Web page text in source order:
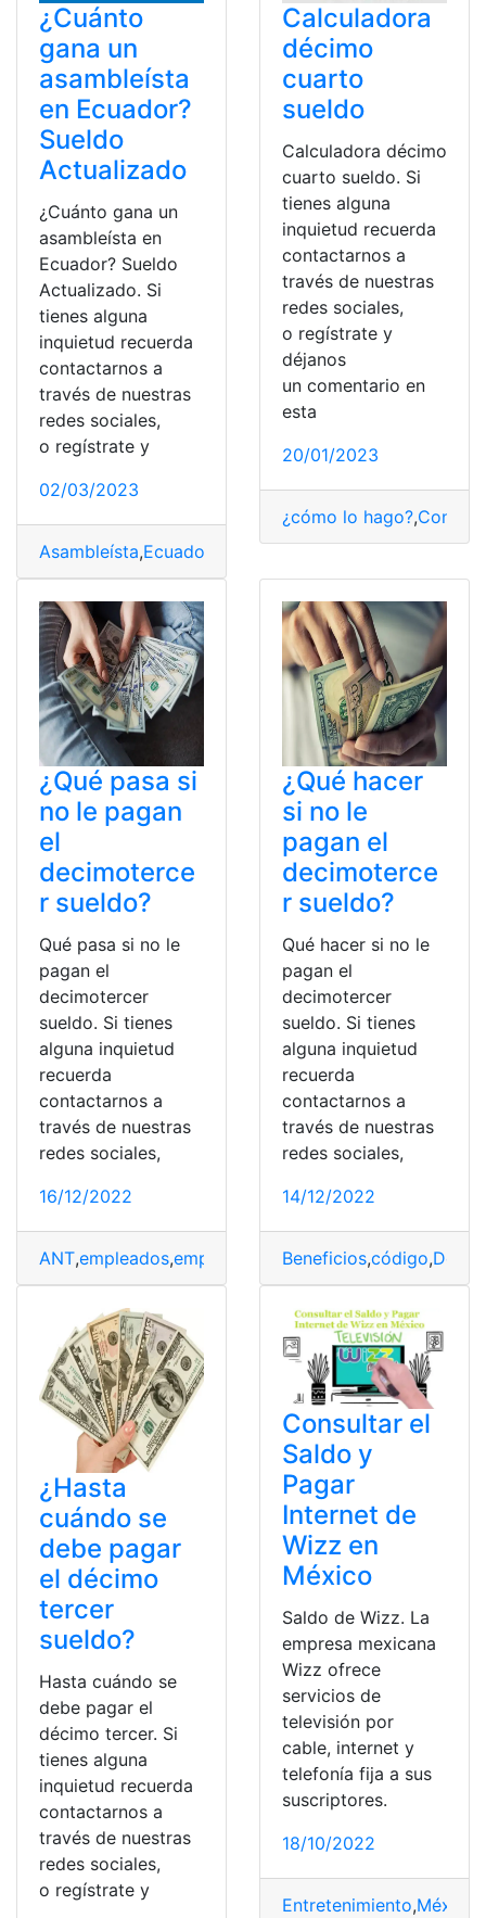
¿Cuánto
gana un
asambleísta
en Ecuador?
Sueldo
Actualizado
¿Cuánto gana un
asambleísta en
Ecuador? Sueldo
Actualizado. Si
tienes alguna
inquietud recuerda
contactarnos a
través de nuestras
redes sociales,
o regístrate y
02/03/2023
Asambleísta,Ecuador sueldo
Calculadora
décimo
cuarto
sueldo
Calculadora décimo
cuarto sueldo. Si
tienes alguna
inquietud recuerda
contactarnos a
través de nuestras
redes sociales,
o regístrate y
déjanos
un comentario en
esta
20/01/2023
¿cómo lo hago?,
¿Qué pasa si
no le pagan
el
decimoterce
r sueldo?
Qué pasa si no le
pagan el
decimotercer
sueldo. Si tienes
alguna inquietud
recuerda
contactarnos a
través de nuestras
redes sociales,
16/12/2022
ANT,empleados,empresa formulario,Multas,Noticias
¿Qué hacer
si no le
pagan el
decimoterce
r sueldo?
Qué hacer si no le
pagan el
decimotercer
sueldo. Si tienes
alguna inquietud
recuerda
contactarnos a
través de nuestras
redes sociales,
14/12/2022
Beneficios,código,
¿Hasta
cuándo se
debe pagar
el décimo
tercer
sueldo?
Hasta cuándo se
debe pagar el
décimo tercer. Si
tienes alguna
inquietud recuerda
contactarnos a
través de nuestras
redes sociales,
o regístrate y
Consultar el
Saldo y
Pagar
Internet de
Wizz en
México
Saldo de Wizz. La
empresa mexicana
Wizz ofrece
servicios de
televisión por
cable, internet y
telefonía fija a sus
suscriptores.
18/10/2022
Entretenimiento,México